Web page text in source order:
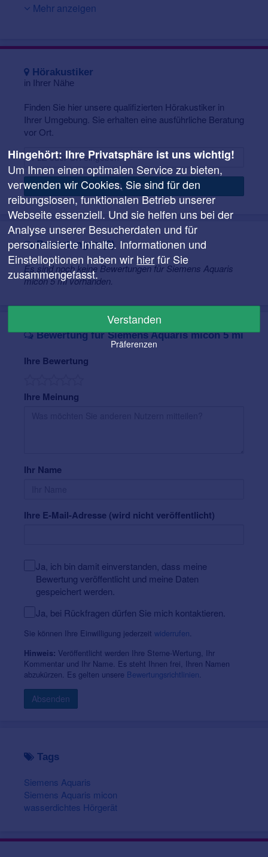
Rückkopplung oder Steuerung von Situationen führen zu
Mehr anzeigen
Hörakustiker
in Ihrer Nähe
Finden Sie hier unsere qualifizierten Hörakustiker in
Ihrer Umgebung. Sie erhalten eine ausführliche Beratung
vor Ort.
Suchen
Bewertungen (0)
Es sind noch keine Bewertungen für Siemens Aquaris
micon 5 mi vorhanden.
Bewertung für Siemens Aquaris micon 5 mi
Ihre Bewertung
Ihre Meinung
Ihr Name
Ihre E-Mail-Adresse (wird nicht veröffentlicht)
Ja, ich bin damit einverstanden, dass meine
Bewertung veröffentlicht und meine Daten
gespeichert werden.
Ja, bei Rückfragen dürfen Sie mich kontaktieren.
Sie können Ihre Einwilligung jederzeit widerrufen
Hinweis: Veröffentlicht werden Ihre Sterne-Wertung, Ihr
Kommentar und Ihr Name. Es steht Ihnen frei, Ihren Namen
abzukürzen. Es gelten unsere Bewertungsrichtlinien
Absenden
Tags
Siemens Aquaris
Siemens Aquaris micon
wasserdichtes Hörgerät
Hingehört: Ihre Privatsphäre ist uns wichtig!
Um Ihnen einen optimalen Service zu bieten,
verwenden wir Cookies. Sie sind für den
reibungslosen, funktionalen Betrieb unserer
Webseite essenziell. Und sie helfen uns bei der
Analyse unserer Besucherdaten und für
personalisierte Inhalte. Informationen und
Einstelloptionen haben wir hierfür Sie
zusammengefasst.
Verstanden
Präferenzen